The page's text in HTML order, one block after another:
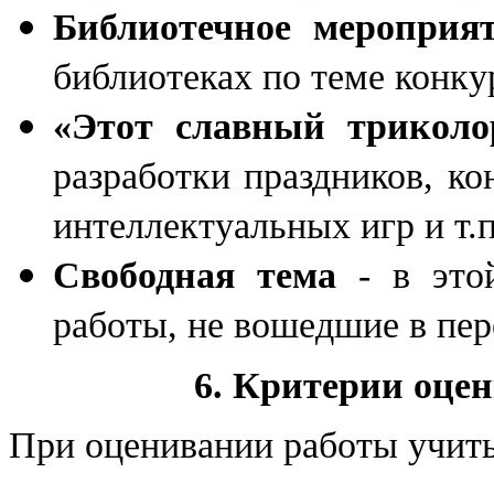
Библиотечное
библиотеках по теме
«Этот славный
разработки праздников,
интеллектуальных игр и
Свободная тема - в
работы, не вошедшие в
6. Критерии
При оценивании работы